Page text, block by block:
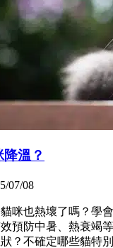
溫？
07/08
咪也熱壞了嗎？學
預防中暑、熱衰竭
？不確定哪些貓特